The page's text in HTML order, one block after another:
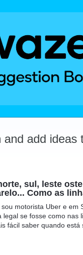
add ideas
sul, leste
Como as
motorista Uber e em
legal se fosse como
fácil saber quando